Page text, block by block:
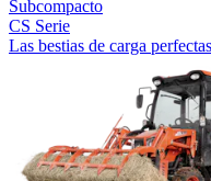
Subcompacto
CS Serie
Las bestias de carga